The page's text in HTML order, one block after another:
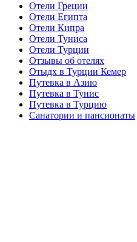
Отели Греции
Отели Египта
Отели Кипра
Отели Туниса
Отели Турции
Отзывы об отелях
Отыдх в Турции Кемер
Путевка в Азию
Путевка в Тунис
Путевка в Турцию
Санатории и пансионаты